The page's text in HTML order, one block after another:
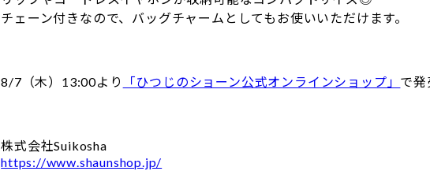
チェーン付きなので、バッグチャームとしてもお使いいただけます。
8/7（木）13:00より 「ひつじのショーン公式オンラインショップ」 で
株式会社Suikosha
https://www.shaunshop.jp/